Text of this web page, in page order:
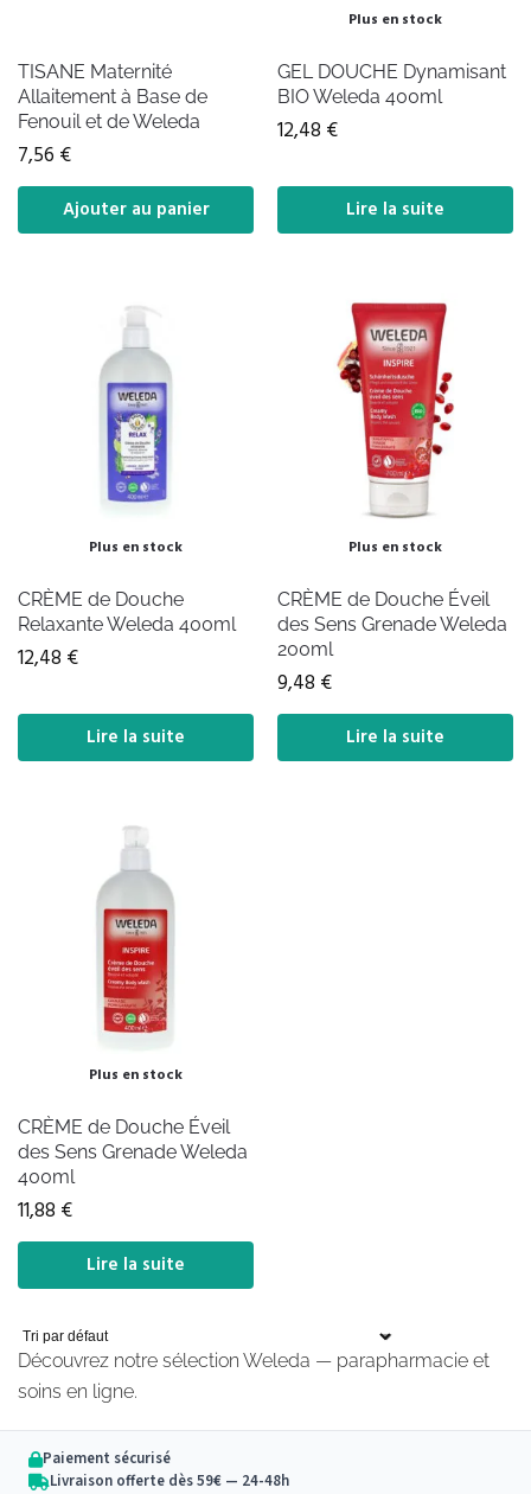
TISANE Maternité
Allaitement à Base de
Fenouil et de Weleda
7,56 €
Ajouter au panier
Plus en stock
GEL DOUCHE Dynamisant
BIO Weleda 400ml
12,48 €
Lire la suite
Plus en stock
CRÈME de Douche
Relaxante Weleda 400ml
12,48 €
Lire la suite
Plus en stock
CRÈME de Douche Éveil
des Sens Grenade Weleda
200ml
9,48 €
Lire la suite
Plus en stock
CRÈME de Douche Éveil
des Sens Grenade Weleda
400ml
11,88 €
Lire la suite
Découvrez notre sélection Weleda — parapharmacie et
soins en ligne.
Paiement sécurisé
Livraison offerte dès 59€ — 24-48h